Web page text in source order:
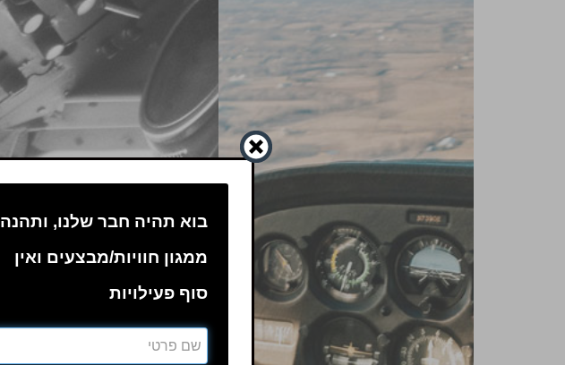
בוא תהיה חבר שלנו, ותהנה
ממגון חוויות/מבצעים ואין
סוף פעילויות